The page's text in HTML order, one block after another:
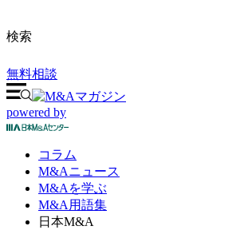
検索
無料相談
powered by
コラム
M&Aニュース
M&Aを学ぶ
M&A 用語集
日本M&A